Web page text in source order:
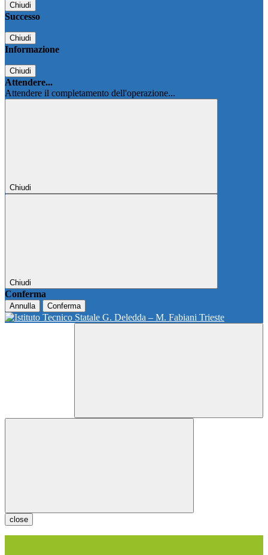
Chiudi
Successo
Chiudi
Informazione
Chiudi
Attendere...
Attendere il completamento dell'operazione...
Chiudi
Chiudi
Conferma
Annulla Conferma
close